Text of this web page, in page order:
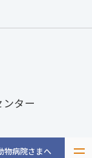
物病院さまへ
ター